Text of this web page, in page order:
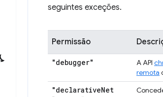
seguintes exceções.
Permissão
"debugger" A API
remota
"declarativeNet